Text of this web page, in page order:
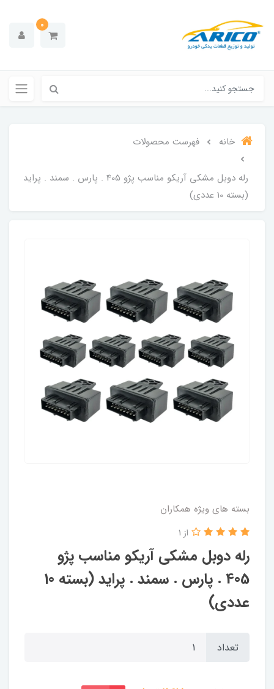
0
خانه فهرست محصولات
رله دوبل مشکی آریکو مناسب پژو 405 . پارس . سمند . پراید
(بسته 10 عددی)
بسته های ویژه همکاران
رله دوبل مشکی آریکو مناسب پژو
405 . پارس . سمند . پراید (بسته 10
عددی)
از 1
تعداد